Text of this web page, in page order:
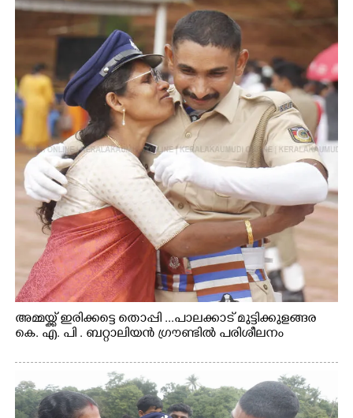
അമ്മയ്ക്ക് ഇരിക്കട്ടെ തൊപ്പി ...പാലക്കാട് മുട്ടിക്കുളങ്ങര
കെ. എ. പി . ബറ്റാലിയൻ ഗ്രൗണ്ടിൽ പരിശീലനം
×
Share this link
Copy Link